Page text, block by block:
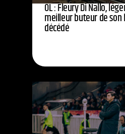
OL : Fleury Di Nallo,
meilleur buteur de son
décédé